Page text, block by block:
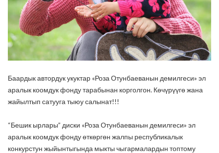
Баардык автордук укуктар «Роза Отунбаеванын демилгеси» эл
аралык коомдук фонду тарабынан корголгон. Көчүрүүгө жана
жайылтып сатууга тыюу салынат!!!
“Бешик ырлары” диски «Роза Отунбаеванын демилгеси» эл
аралык коомдук фонду өткөргөн жалпы республикалык
конкурстун жыйынтыгында мыкты чыгармалардын топтому